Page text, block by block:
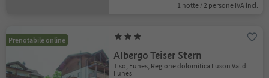
1 notte / 2 persone IVA incl.
Prenotabile online
Albergo Teiser Stern
Tiso, Funes, Regione dolomitica Luson Val di
Funes